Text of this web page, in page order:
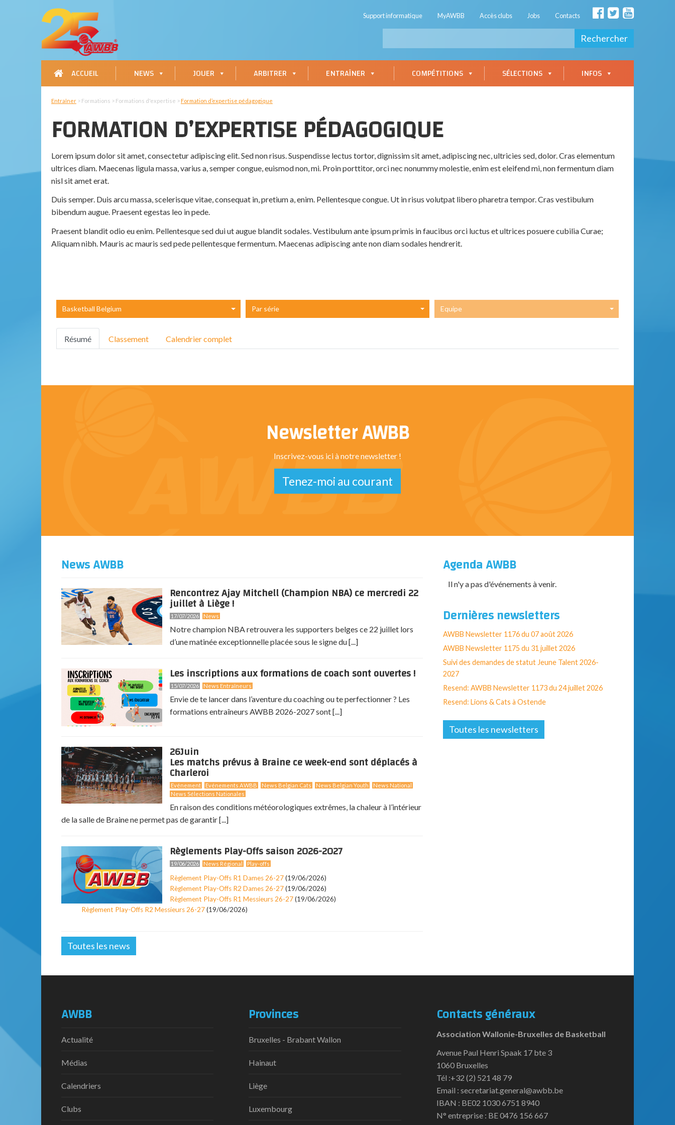
Support informatique MyAWBB Accès clubs Jobs Contacts
Rechercher
ACCUEIL NEWS JOUER ARBITRER ENTRAÎNER COMPÉTITIONS SÉLECTIONS INFOS
Entraîner > Formations > Formations d'expertise >Formation d’expertise pédagogique
FORMATION D’EXPERTISE PÉDAGOGIQUE
Lorem ipsum dolor sit amet, consectetur adipiscing elit. Sed non risus. Suspendisse lectus tortor, dignissim sit amet, adipiscing nec, ultricies sed, dolor. Cras elementum
ultrices diam. Maecenas ligula massa, varius a, semper congue, euismod non, mi. Proin porttitor, orci nec nonummy molestie, enim est eleifend mi, non fermentum diam
nisl sit amet erat.
Duis semper. Duis arcu massa, scelerisque vitae, consequat in, pretium a, enim. Pellentesque congue. Ut in risus volutpat libero pharetra tempor. Cras vestibulum
bibendum augue. Praesent egestas leo in pede.
Praesent blandit odio eu enim. Pellentesque sed dui ut augue blandit sodales. Vestibulum ante ipsum primis in faucibus orci luctus et ultrices posuere cubilia Curae;
Aliquam nibh. Mauris ac mauris sed pede pellentesque fermentum. Maecenas adipiscing ante non diam sodales hendrerit.
Basketball Belgium Par série Equipe
Résumé Classement Calendrier complet
Newsletter AWBB
Inscrivez-vous ici à notre newsletter !
Tenez-moi au courant
News AWBB
Rencontrez Ajay Mitchell (Champion NBA) ce mercredi 22
juillet à Liège !
17/07/2026 News
Notre champion NBA retrouvera les supporters belges ce 22 juillet lors
d’une matinée exceptionnelle placée sous le signe du [...]
Les inscriptions aux formations de coach sont ouvertes !
15/07/2026 News Entraîneurs
Envie de te lancer dans l’aventure du coaching ou te perfectionner ? Les
formations entraîneurs AWBB 2026-2027 sont [...]
26Juin
Les matchs prévus à Braine ce week-end sont déplacés à
Charleroi
Evénement Evénements AWBB News Belgian Cats News Belgian Youth
News National
News Sélections Nationales
En raison des conditions météorologiques extrêmes, la chaleur à l’intérieur
de la salle de Braine ne permet pas de garantir [...]
Règlements Play-Offs saison 2026-2027
19/06/2026 News Régional Play-offs
Règlement Play-Offs R1 Dames 26-27(19/06/2026)
Règlement Play-Offs R2 Dames 26-27(19/06/2026)
Règlement Play-Offs R1 Messieurs 26-27(19/06/2026)
Règlement Play-Offs R2 Messieurs 26-27(19/06/2026)
Toutes les news
Agenda AWBB
Il n'y a pas d'événements à venir.
Dernières newsletters
AWBB Newsletter 1176 du 07 août 2026
AWBB Newsletter 1175 du 31 juillet 2026
Suivi des demandes de statut Jeune Talent 2026-
2027
Resend: AWBB Newsletter 1173 du 24 juillet 2026
Resend: Lions & Cats à Ostende
Toutes les newsletters
AWBB
Actualité
Médias
Calendriers
Clubs
Provinces
Bruxelles - Brabant Wallon
Hainaut
Liège
Luxembourg
Contacts généraux
Association Wallonie-Bruxelles de Basketball
Avenue Paul Henri Spaak 17 bte 3
1060 Bruxelles
Tél :+32 (2) 521 48 79
Email : secretariat.general@awbb.be
IBAN : BE02 1030 6751 8940
N° entreprise : BE 0476 156 667